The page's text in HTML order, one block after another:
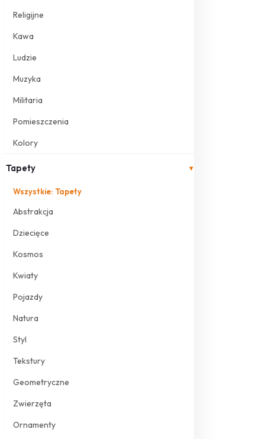
Religijne
Kawa
Ludzie
Muzyka
Militaria
Pomieszczenia
Kolory
Tapety ▾
Wszystkie: Tapety
Abstrakcja
Dziecięce
Kosmos
Kwiaty
Pojazdy
Natura
Styl
Tekstury
Geometryczne
Zwierzęta
Ornamenty